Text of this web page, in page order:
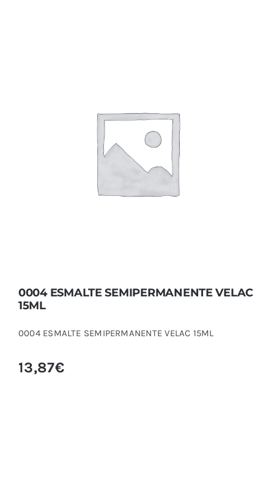
0004 ESMALTE SEMIPERMANENTE VELAC
15ML
0004 ESMALTE SEMIPERMANENTE VELAC
15ML
0004 ESMALTE SEMIPERMANENTE VELAC 15ML
13,87€